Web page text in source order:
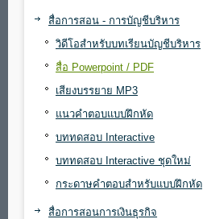
สื่อการสอน - การบัญชีบริหาร
วิดีโอสำหรับบทเรียนบัญชีบริหาร
สื่อ Powerpoint / PDF
เสียงบรรยาย MP3
แนวคำตอบแบบฝึกหัด
บททดสอบ Interactive
บททดสอบ Interactive ชุดใหม่
กระดาษคำตอบสำหรับแบบฝึกหัด
สื่อการสอนการเงินธุรกิจ